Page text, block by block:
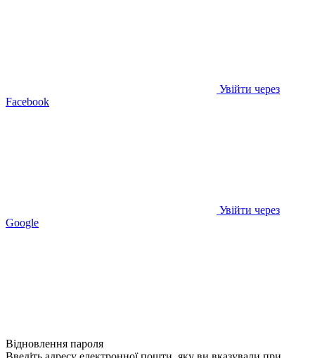
Увійти через
Facebook
Увійти через
Google
Відновлення пароля